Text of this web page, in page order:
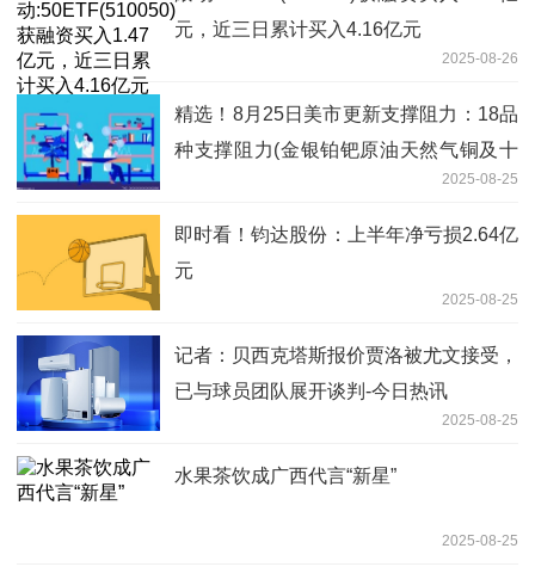
元，近三日累计买入4.16亿元
2025-08-26
精选！8月25日美市更新支撑阻力：18品
种支撑阻力(金银铂钯原油天然气铜及十
2025-08-25
即时看！钧达股份：上半年净亏损2.64亿
元
2025-08-25
记者：贝西克塔斯报价贾洛被尤文接受，
已与球员团队展开谈判-今日热讯
2025-08-25
水果茶饮成广西代言“新星”
2025-08-25